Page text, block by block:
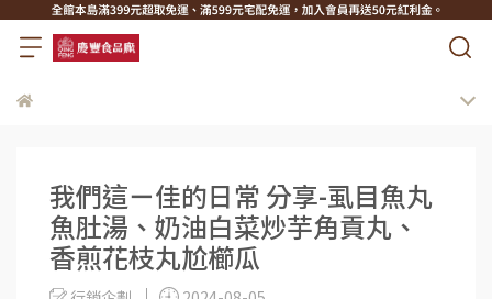
我們這ㄧ佳的日常 分享-虱目魚丸
魚肚湯、奶油白菜炒芋角貢丸、
香煎花枝丸尬櫛瓜